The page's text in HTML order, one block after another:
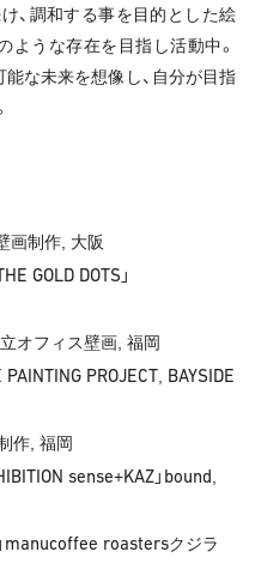
、調和する事を目的とした絵
ような存在を目指し活動中。
能な未来を想像し、自分が目指
画制作, 大阪
GOLD DOTS 」
オフィス壁画, 福岡
PROJECT BAYSIDE
作, 福岡
sense+KAZ」 bound
」 manucoffee roastersクジラ